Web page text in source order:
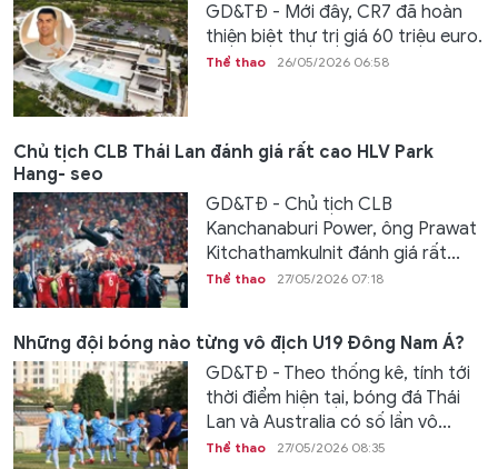
GD&TĐ - Mới đây, CR7 đã hoàn
thiện biệt thự trị giá 60 triệu euro.
Thể thao 26/05/2026 06:58
Chủ tịch CLB Thái Lan đánh giá rất cao HLV Park
Hang- seo
GD&TĐ - Chủ tịch CLB
Kanchanaburi Power, ông Prawat
Kitchathamkulnit đánh giá rất...
Thể thao 27/05/2026 07:18
Những đội bóng nào từng vô địch U19 Đông Nam Á?
GD&TĐ - Theo thống kê, tính tới
thời điểm hiện tại, bóng đá Thái
Lan và Australia có số lần vô...
Thể thao 27/05/2026 08:35